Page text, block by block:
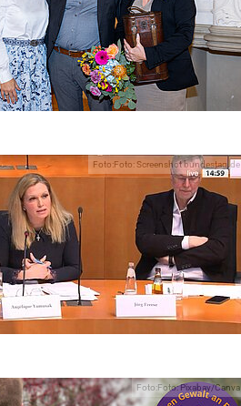
Foto:Foto: Screenshot bundestag.de
Foto:Foto: Pixabay/Canva